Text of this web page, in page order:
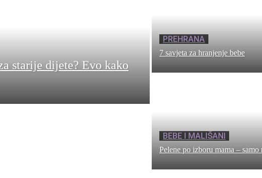
starije dijete? Evo kako
PREHRANA
7 savjeta za hranjenje bebe
BEBE I MALIŠANI
Pelene po izboru mama – samo